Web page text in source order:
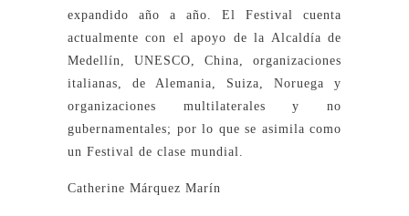
expandido año a año. El Festival cuenta
actualmente con el apoyo de la Alcaldía de
Medellín, UNESCO, China, organizaciones
italianas, de Alemania, Suiza, Noruega y
organizaciones multilaterales y no
gubernamentales; por lo que se asimila como
un Festival de clase mundial.
Catherine Márquez Marín